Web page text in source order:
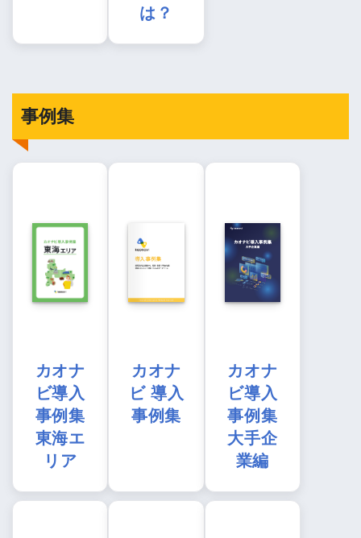
は？
事例集
カオナ
ビ導入
事例集
東海エ
リア
カオナ
ビ 導入
事例集
カオナ
ビ導入
事例集
大手企
業編